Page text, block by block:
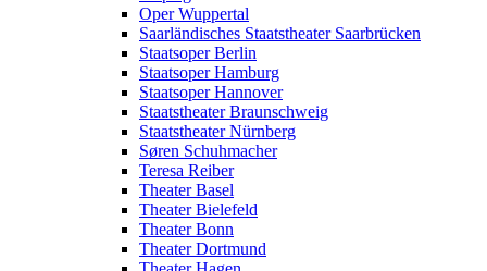
Oper Wuppertal
Saarländisches Staatstheater Saarbrücken
Staatsoper Berlin
Staatsoper Hamburg
Staatsoper Hannover
Staatstheater Braunschweig
Staatstheater Nürnberg
Søren Schuhmacher
Teresa Reiber
Theater Basel
Theater Bielefeld
Theater Bonn
Theater Dortmund